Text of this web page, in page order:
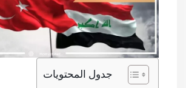
جدول المحتويات